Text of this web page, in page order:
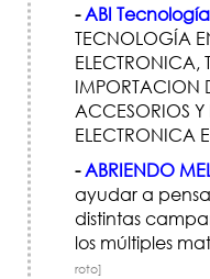
-ABI Tecnología
TECNOLOGÍ­A
ELECTRONICA,
IMPORTACION
ACCESORIOS Y
ELECTRONICA
-ABRIENDO
ayudar a
distintas
los múltiples
roto]